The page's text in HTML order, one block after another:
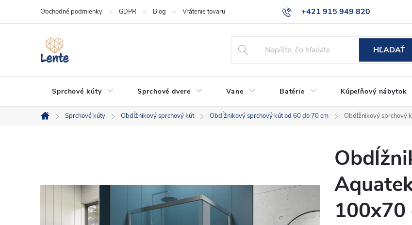
+421 915 949 820
Obchodné podmienky GDPR Blog Vrátenie tovaru
HĽADAŤ
Sprchové kúty Sprchové dvere Vane Batérie Kúpeľňový nábytok
Domov
Sprchové kúty Obdĺžnikový sprchový kút Obdĺžnikový sprchový kút od 60 do 70 cm Obdĺžnikový sprchový
100x70